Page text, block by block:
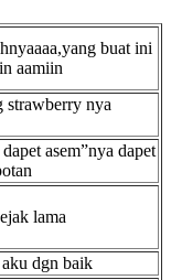
buat ini
aamiin
strawberry nya
asem”nya dapet
lama
dgn baik